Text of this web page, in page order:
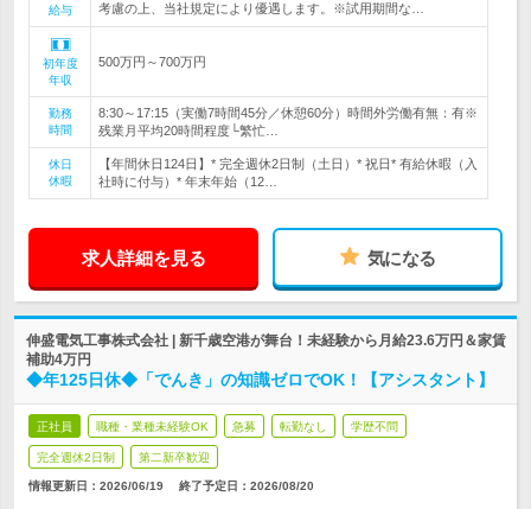
給与
考慮の上、当社規定により優遇します。※試用期間な…
初年度
年収
500万円～700万円
勤務
時間
8:30～17:15（実働7時間45分／休憩60分）時間外労働有無：有※
残業月平均20時間程度└繁忙…
休日
休暇
【年間休日124日】* 完全週休2日制（土日）* 祝日* 有給休暇（入
社時に付与）* 年末年始（12…
求人詳細を見る 気になる
伸盛電気工事株式会社 | 新千歳空港が舞台！未経験から月給23.6万円＆家賃
補助4万円
◆年125日休◆「でんき」の知識ゼロでOK！【アシスタント】
正社員 職種・業種未経験OK 急募 転勤なし 学歴不問
完全週休2日制 第二新卒歓迎
情報更新日：2026/06/19 終了予定日： 2026/08/20